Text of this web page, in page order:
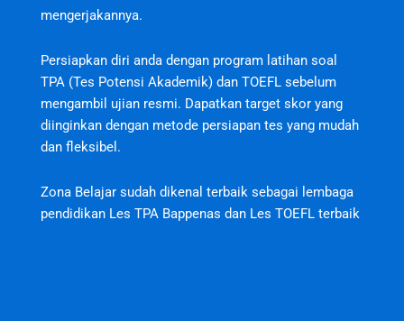
mengerjakannya.
Persiapkan diri anda dengan program latihan soal
TPA (Tes Potensi Akademik) dan TOEFL sebelum
mengambil ujian resmi. Dapatkan target skor yang
diinginkan dengan metode persiapan tes yang mudah
dan fleksibel.
Zona Belajar sudah dikenal terbaik sebagai lembaga
pendidikan Les TPA Bappenas dan Les TOEFL terbaik